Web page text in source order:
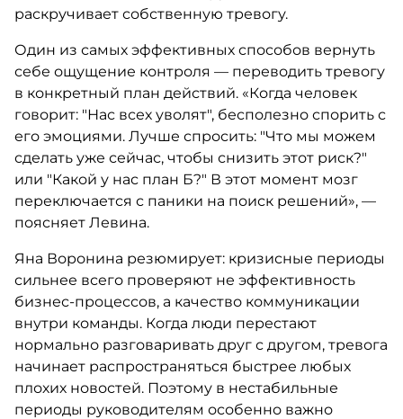
раскручивает собственную тревогу.
Один из самых эффективных способов вернуть
себе ощущение контроля — переводить тревогу
в конкретный план действий. «Когда человек
говорит: "Нас всех уволят", бесполезно спорить с
его эмоциями. Лучше спросить: "Что мы можем
сделать уже сейчас, чтобы снизить этот риск?"
или "Какой у нас план Б?" В этот момент мозг
переключается с паники на поиск решений», —
поясняет Левина.
Яна Воронина резюмирует: кризисные периоды
сильнее всего проверяют не эффективность
бизнес-процессов, а качество коммуникации
внутри команды. Когда люди перестают
нормально разговаривать друг с другом, тревога
начинает распространяться быстрее любых
плохих новостей. Поэтому в нестабильные
периоды руководителям особенно важно